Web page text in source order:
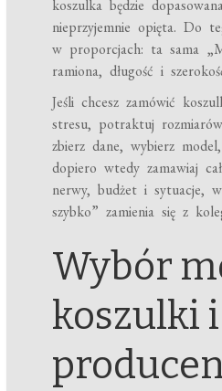
koszulka będzie
nieprzyjemnie opięta. Do
w proporcjach: ta sama
ramiona, długość i
Jeśli chcesz zamówić
stresu, potraktuj
zbierz dane, wybierz
dopiero wtedy zamawiaj
nerwy, budżet i sytuacje,
szybko” zamienia się z
Wybór
koszulki i